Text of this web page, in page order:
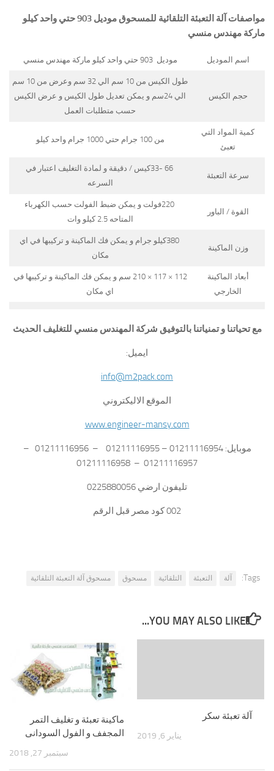
مواصفات آلة التعبئة التلقائية للمسحوق
موديل 903 حتي واحد كيلو
ماركة مهندس منسي
اسم الموديل موديل 903 حتي واحد كيلو ماركة مهندس منسي
حجم الكيس
طول الكيس من 10 سم الي 32 سم وعرض من 10 سم
الي 24سم و يمكن تعديل طول الكيس و عرض الكيس
حسب متطلبات العمل
كمية المواد التي
تعبئ
من 100 جرام حتي 1000 جرام واحد كيلو
سرعة التعبئة
66 -33كيس / دقيقة و لمادة التغليف اعتبار في
السرعه
القوة / الباور
220فولت و يمكن ضبط الفولت حسب الكهرباء
المتاحه 2.5 كيلو وات
وزن الماكينة
380كيلو جرام و يمكن فك الماكينة و تركيبها في اي
مكان
أبعاد الماكينة
الخارجي
112 × 117 × 210 سم و يمكن فك الماكينة و تركيبها في
اي مكان
مع تحياتنا و تمنياتنا بالتوفيق شركة المهندس منسي للتغليف الحديث
ايميل:
info@m2pack.com
الموقع الاليكتروني
www.engineer-mansy.com
موبايل: 01211116954 – 01211116955 – 01211116956 –
01211116957 – 01211116958
تليفون ارضي 0225880056
002 كود مصر قبل الرقم
Tags: آلة التعبئة التلقائية مسحوق مسحوق آلة التعبئة التلقائية
YOU MAY ALSO LIKE...
ماكينة تعبئة و تغليف التمر
المجفف و الفول السودانى
سبتمبر 27, 2018
آلة تعبئة سكر
يناير 6, 2019